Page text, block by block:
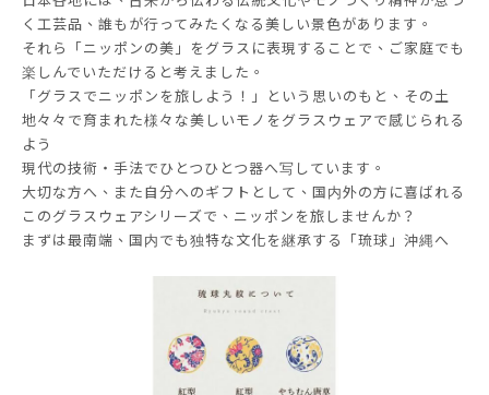
く工芸品、誰もが行ってみたくなる美しい景色があります。
それら「ニッポンの美」をグラスに表現することで、ご家庭でも
楽しんでいただけると考えました。
「グラスでニッポンを旅しよう！」という思いのもと、その土
地々々で育まれた様々な美しいモノをグラスウェアで感じられる
よう
現代の技術・手法でひとつひとつ器へ写しています。
大切な方へ、また自分へのギフトとして、国内外の方に喜ばれる
このグラスウェアシリーズで、ニッポンを旅しませんか？
まずは最南端、国内でも独特な文化を継承する「琉球」沖縄へ